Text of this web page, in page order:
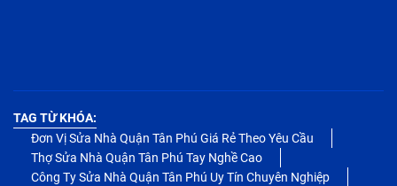
TAG TỪ KHÓA:
Đơn Vị Sửa Nhà Quận Tân Phú Giá Rẻ Theo Yêu Cầu
Thợ Sửa Nhà Quận Tân Phú Tay Nghề Cao
Công Ty Sửa Nhà Quận Tân Phú Uy Tín Chuyên Nghiệp